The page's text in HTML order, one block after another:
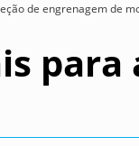
de engrenagem de